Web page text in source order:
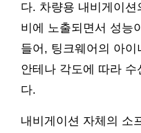
다. 차량용 내비게이
비에 노출되면서 성능
들어, 팅크웨어의 아이
안테나 각도에 따라 수
다.
내비게이션 자체의 소